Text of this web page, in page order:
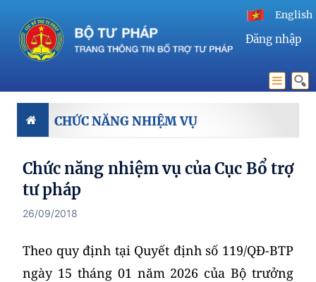
English
Đăng nhập
CHỨC NĂNG NHIỆM VỤ
Chức năng nhiệm vụ của Cục Bổ trợ
tư pháp
26/09/2018
Theo quy định tại Quyết định số 119/QĐ-BTP
ngày 15 tháng 01 năm 2026 của Bộ trưởng